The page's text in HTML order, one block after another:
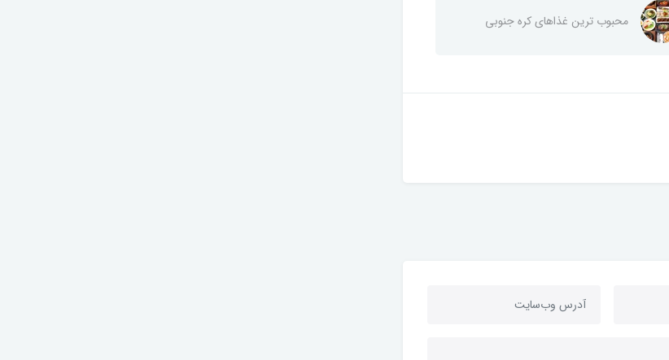
محبوب ترین غذاهای کره جنوبی